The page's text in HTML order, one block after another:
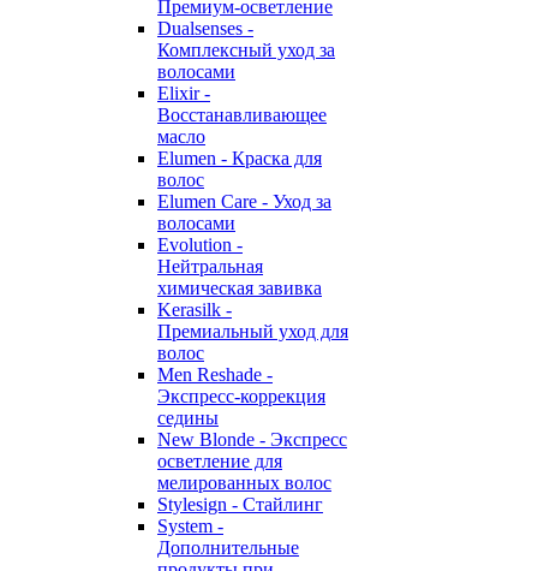
Премиум-осветление
Dualsenses -
Комплексный уход за
волосами
Elixir -
Восстанавливающее
масло
Elumen - Краска для
волос
Elumen Care - Уход за
волосами
Evolution -
Нейтральная
химическая завивка
Kerasilk -
Премиальный уход для
волос
Men Reshade -
Экспресс-коррекция
седины
New Blonde - Экспресс
осветление для
мелированных волос
Stylesign - Стайлинг
System -
Дополнительные